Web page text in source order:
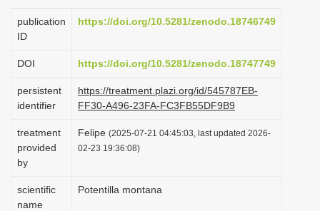
i
g
t
i
o
n
publication
ID
https://doi.org/10.5281/zenodo.18746749
DOI https://doi.org/10.5281/zenodo.18747749
persistent
identifier
https://treatment.plazi.org/id/545787EB-
FF30-A496-23FA-FC3FB55DF9B9
treatment
provided
by
Felipe (2025-07-21 04:45:03, last updated 2026-
02-23 19:36:08)
scientific
name
Potentilla montana